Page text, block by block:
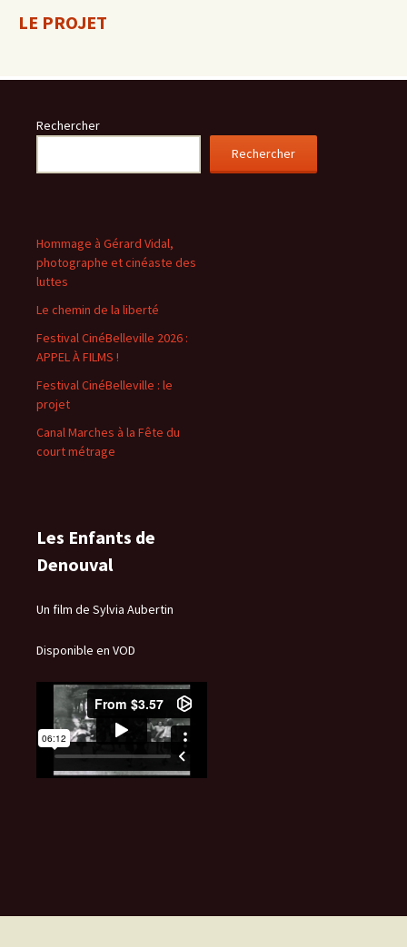
LE PROJET
Rechercher
Rechercher
Hommage à Gérard Vidal,
photographe et cinéaste des
luttes
Le chemin de la liberté
Festival CinéBelleville 2026 :
APPEL À FILMS !
Festival CinéBelleville : le
projet
Canal Marches à la Fête du
court métrage
Les Enfants de
Denouval
Un film de Sylvia Aubertin
Disponible en VOD